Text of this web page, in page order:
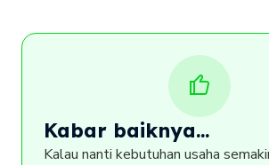
Kabar baiknya...
Kalau nanti kebutuhan usaha